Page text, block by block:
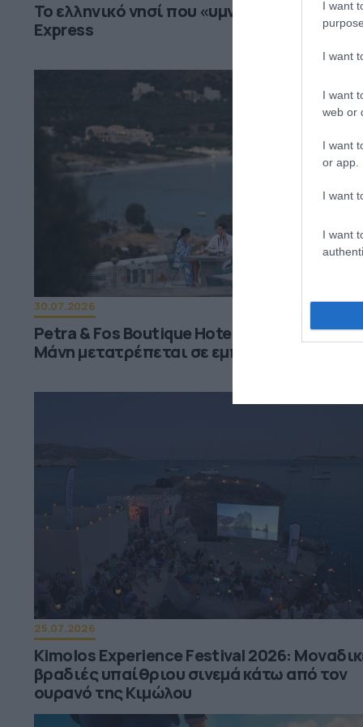
I want
I want
I want
web or
I want
or app.
I want
I want
Το ελληνικό νησί που «υμνεί» η βρετανική
Express
30.07.2026
Petra & Fos Boutique Hotel & Spa: Εκεί
Μάνη μετατρέπεται σε εμπειρία
25.07.2026
Kimolos Experience Festival 2026:
βραδιές υπαίθριου σινεμά κάτω από τον
ουρανό της Κιμώλου